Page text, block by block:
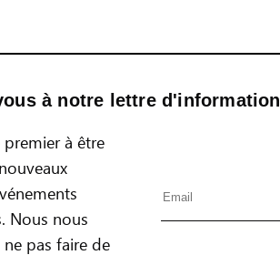
à notre lettre d'information
premier à être
Nous nous
pas faire de